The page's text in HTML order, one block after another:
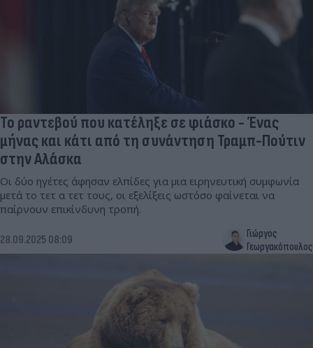
Το ραντεβού που κατέληξε σε φιάσκο - Ένας
μήνας και κάτι από τη συνάντηση Τραμπ-Πούτιν
στην Αλάσκα
Οι δύο ηγέτες άφησαν ελπίδες για μια ειρηνευτική συμφωνία
μετά το τετ α τετ τους, οι εξελίξεις ωστόσο φαίνεται να
παίρνουν επικίνδυνη τροπή.
28.09.2025 08:09
Γιώργος
Γεωργακόπουλος